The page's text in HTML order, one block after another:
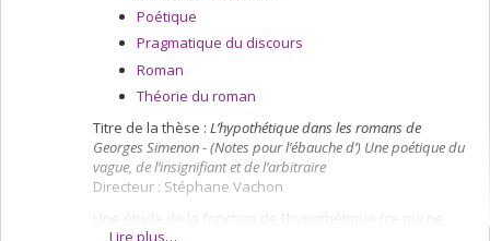
Poétique
Pragmatique du discours
Roman
Théorie du roman
Titre de la thèse : L’hypothétique dans les romans de
Georges Simenon - (Notes pour l’ébauche d’) Une poétique du
vague, de l’insignifiant et de l’arbitraire
Directeur : Stéphane Vachon
Une étude de la fonction de l’hypothétique (ce qui ne
Lire plus…